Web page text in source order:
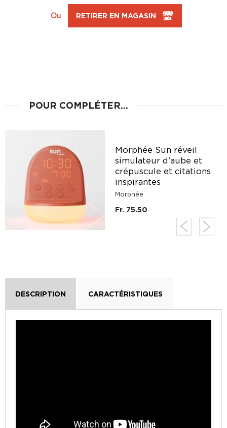
Ou RETIRER EN MAGASIN
POUR COMPLÉTER...
Morphée Sun réveil
simulateur d'aube et
crépuscule et citations
inspirantes
Morphée
Fr. 75.50
DESCRIPTION CARACTÉRISTIQUES